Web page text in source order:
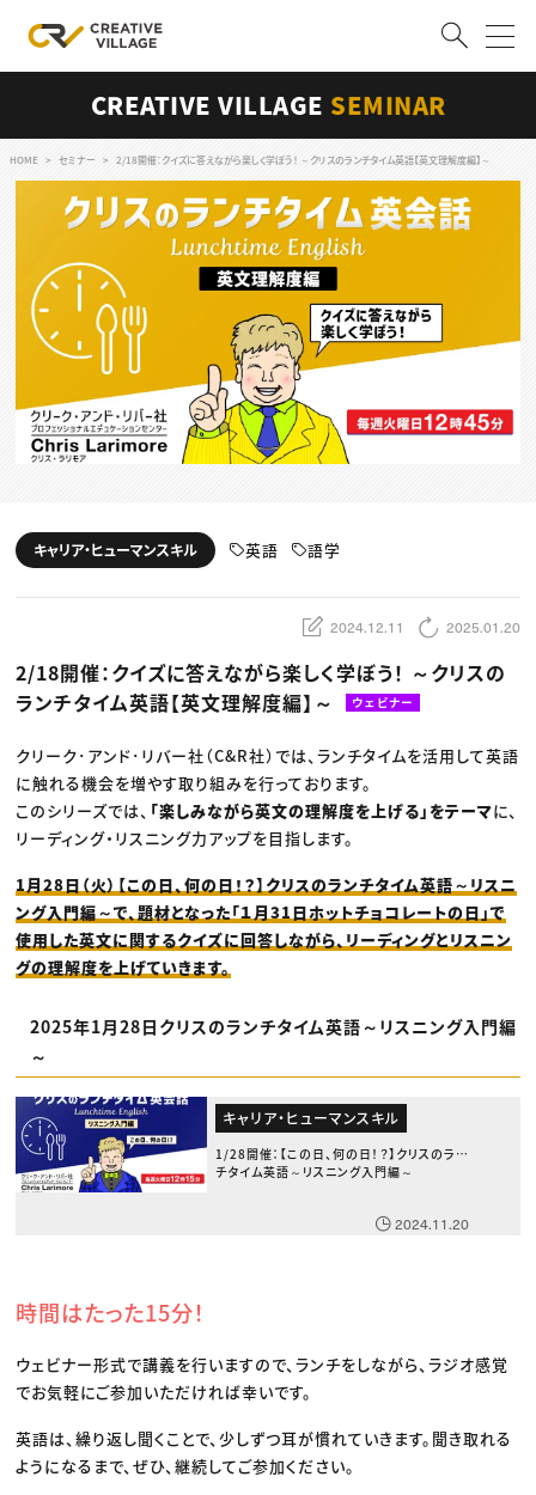
ログイン 会員登録
クリエイター求人を探す
CREATIVE JOB求人検索
特集求人
採用説明会
転職支援サービス
スキルアップしたい！
動画配信・映像制作
編集・ライティング
ディレクション
TOP Creator’s コラム トップ
Webクリエイター
ゲームクリエイター
クリエイターインタビュー
C＆R Magazine
セミナー
ニュース・トレンド トップ
Web
映像
広告
出版
CREATIVE VILLAGEからのお知らせ
プロフェッショナル×つながる×メディア
CREATIVE VILLAGE SEMINAR
HOME セミナー 2/18開催：クイズに答えながら楽しく学ぼう！ ～クリスのランチタイム英語【英文理解度編】～
キャリア・ヒューマンスキル 英語 語学
2024.12.11 2025.01.20
2/18開催：クイズに答えながら楽しく学ぼう！ ～クリスの
ランチタイム英語【英文理解度編】～
ウェビナー
クリーク･アンド･リバー社（C&R社）では、ランチタイムを活用して英語
に触れる機会を増やす取り組みを行っております。
このシリーズでは、 「楽しみながら英文の理解度を上げる」をテーマに、
リーディング・リスニング力アップを目指します。
1月28日（火）【この日、何の日！？】クリスのランチタイム英語～リスニ
ング入門編～で、題材となった「１月31日ホットチョコレートの日」で
使用した英文に関するクイズに回答しながら、リーディングとリスニン
グの理解度を上げていきます。
2025年1月28日クリスのランチタイム英語～リスニング入門編
～
キャリア・ヒューマンスキル
1/28開催：【この日、何の日！？】クリスのラン
チタイム英語～リスニング入門編～
2024.11.20
時間はたった15分！
ウェビナー形式で講義を行いますので、ランチをしながら、ラジオ感覚
でお気軽にご参加いただければ幸いです。
英語は、繰り返し聞くことで、少しずつ耳が慣れていきます。聞き取れる
ようになるまで、ぜひ、継続してご参加ください。